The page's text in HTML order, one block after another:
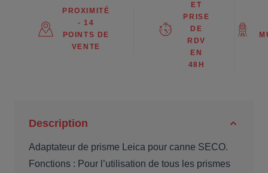
PROXIMITÉ
- 14
POINTS DE
VENTE
ET
PRISE
DE
RDV
EN
48H
Description
Adaptateur de prisme Leica pour canne SECO.
Fonctions : Pour l’utilisation de tous les prismes